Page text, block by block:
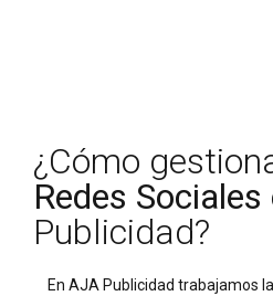
¿Cómo
Redes Sociales
Publicidad?
En AJA Publicidad trabajamos